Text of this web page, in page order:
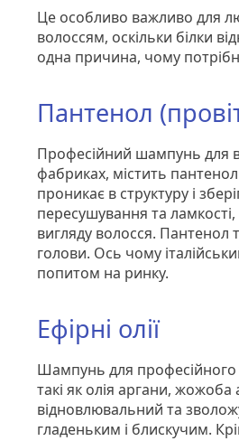
Це особливо важливо для
волоссям, оскільки білки
одна причина, чому
Пантенол
Професійний шампунь для
фабриках, містить
проникає в структуру і
пересушування та
вигляду волосся.
голови. Ось чому
попитом на ринку.
Ефірні олії
Шампунь для професійного
такі як олія аргани,
відновлювальний та
гладеньким і блискучим.